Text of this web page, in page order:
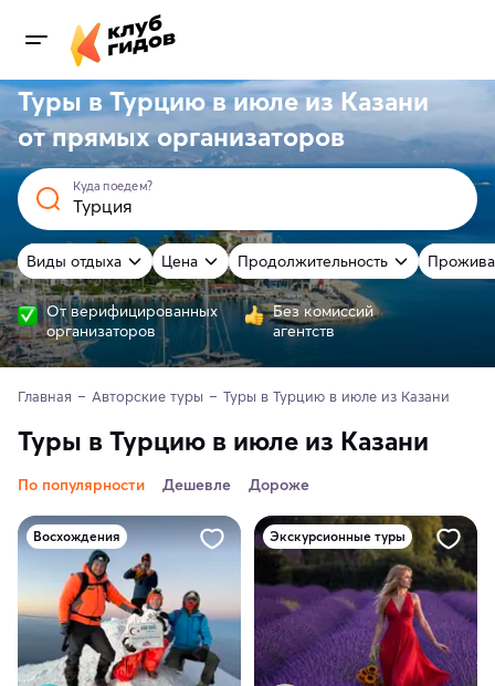
Туры в Турцию в июле из Казани
отпрямыхорганизаторов
Куда поедем?
Виды отдыха Цена Продолжительность
От верифицированных
организаторов
Без комиссий
агентств
Главная Авторские туры Туры в Турцию в июле из Казани
Туры в Турцию в июле из Казани
По популярности Дешевле Дороже
Восхождения Экскурсионные туры